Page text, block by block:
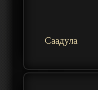
Саадула